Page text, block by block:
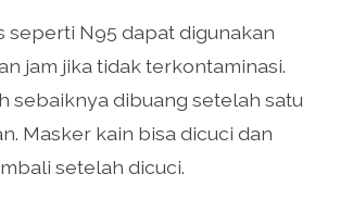
seperti N95 dapat digunakan
jam jika tidak terkontaminasi.
sebaiknya dibuang setelah satu
Masker kain bisa dicuci dan
setelah dicuci.